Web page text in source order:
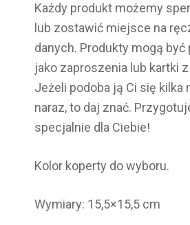
Każdy produkt możemy
lub zostawić miejsce na
danych. Produkty mogą
jako zaproszenia lub kartki
Jeżeli podoba ją Ci się kilka
naraz, to daj znać.
specjalnie dla Ciebie!
Kolor koperty do wyboru.
Wymiary: 15,5×15,5 cm